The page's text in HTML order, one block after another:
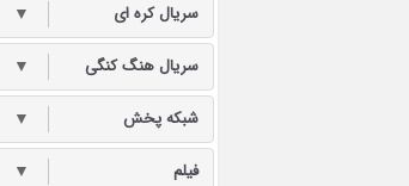
سریال کره ای ▼
سریال هنگ کنگی ▼
شبکه پخش ▼
فیلم ▼